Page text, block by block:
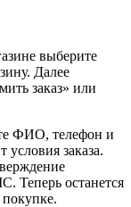
выберите
Далее
заказ» или
ФИО, телефон и
заказа.
Теперь останется
покупке.